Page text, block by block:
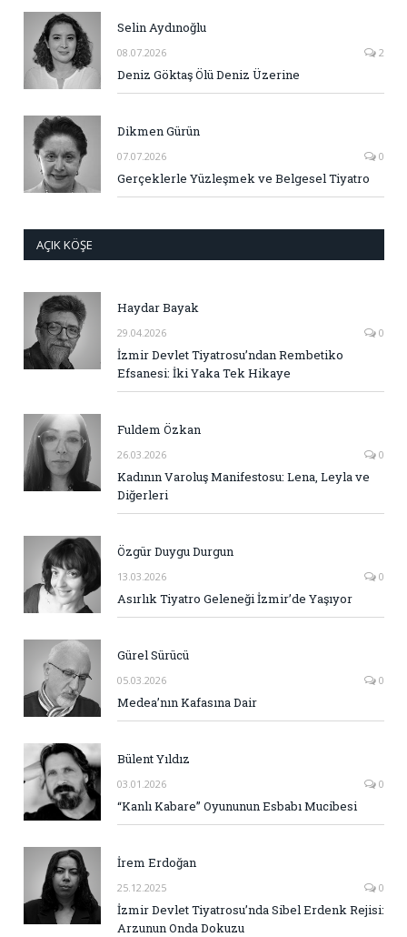
Selin Aydınoğlu
08.07.2026 2
Deniz Göktaş Ölü Deniz Üzerine
Dikmen Gürün
07.07.2026 0
Gerçeklerle Yüzleşmek ve Belgesel Tiyatro
AÇIK KÖŞE
Haydar Bayak
29.04.2026 0
İzmir Devlet Tiyatrosu’ndan Rembetiko
Efsanesi: İki Yaka Tek Hikaye
Fuldem Özkan
26.03.2026 0
Kadının Varoluş Manifestosu: Lena, Leyla ve
Diğerleri
Özgür Duygu Durgun
13.03.2026 0
Asırlık Tiyatro Geleneği İzmir’de Yaşıyor
Gürel Sürücü
05.03.2026 0
Medea’nın Kafasına Dair
Bülent Yıldız
03.01.2026 0
“Kanlı Kabare” Oyununun Esbabı Mucibesi
İrem Erdoğan
25.12.2025 0
İzmir Devlet Tiyatrosu’nda Sibel Erdenk Rejisi:
Arzunun Onda Dokuzu